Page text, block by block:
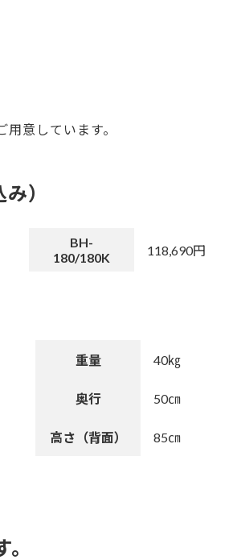
意しています。
）
BH-
180/180K
118,690円
重量 40㎏
奥行 50㎝
高さ（背面） 85㎝